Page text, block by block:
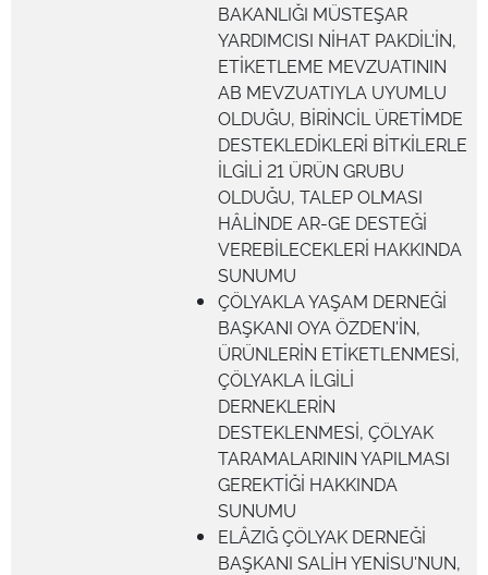
BAKANLIĞI MÜSTEŞAR
YARDIMCISI NİHAT PAKDİL'İN,
ETİKETLEME MEVZUATININ
AB MEVZUATIYLA UYUMLU
OLDUĞU, BİRİNCİL ÜRETİMDE
DESTEKLEDİKLERİ BİTKİLERLE
İLGİLİ 21 ÜRÜN GRUBU
OLDUĞU, TALEP OLMASI
HÂLİNDE AR-GE DESTEĞİ
VEREBİLECEKLERİ HAKKINDA
SUNUMU
ÇÖLYAKLA YAŞAM DERNEĞİ
BAŞKANI OYA ÖZDEN'İN,
ÜRÜNLERİN ETİKETLENMESİ,
ÇÖLYAKLA İLGİLİ
DERNEKLERİN
DESTEKLENMESİ, ÇÖLYAK
TARAMALARININ YAPILMASI
GEREKTİĞİ HAKKINDA
SUNUMU
ELÂZIĞ ÇÖLYAK DERNEĞİ
BAŞKANI SALİH YENİSU'NUN,